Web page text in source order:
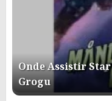
Onde Assistir
Grogu